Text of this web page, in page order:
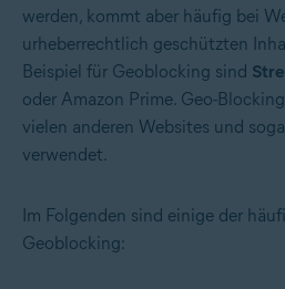
werden, kommt aber häufig bei
urheberrechtlich geschützten
Beispiel für Geoblocking sind
oder Amazon Prime. Geo-
vielen anderen Websites und
verwendet.
Im Folgenden sind einige der
Geoblocking: